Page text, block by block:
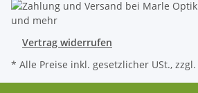
Vertrag widerrufen
* Alle Preise inkl. gesetzlicher USt., zzgl.